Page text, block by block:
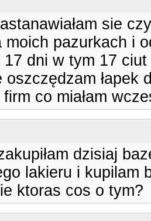
sie
moich pazurkach i
17 dni w tym 17
oszczędzam
co miałam
dzisiaj
lakieru i kupilam
ktoras cos o tym?